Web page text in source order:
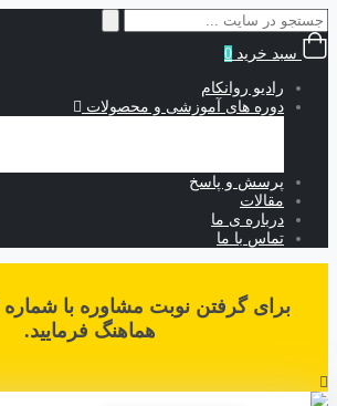
سبد خرید 0
رادیو روانکام
دوره های آموزشی و محصولات
پرسش و پاسخ
مقالات
درباره ی ما
تماس با ما
هماهنگ فرمایید.